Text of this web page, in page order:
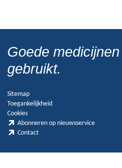
Goede
gebruikt.
Sitemap
Toegankelijkheid
Cookies
Abonneren op nieuwsservice
Contact